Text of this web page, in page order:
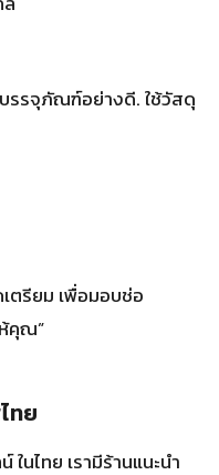
ตรียม เพื่อมอบช่อ
คุณ”
ย
เข้าดอกไม้นานาชาติ
สูง บริการจัดส่งทั่ว
เน็ตในโอกาสพิเศษ